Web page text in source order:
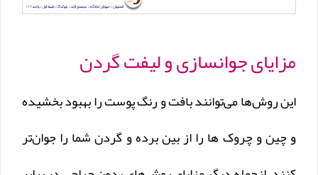
مزایای جوانسازی و لیفت گردن
این روش‌ها می‌توانند بافت و رنگ پوست را بهبود بخشیده
و چین و چروک ها را از بین برده و گردن شما را جوان‌تر